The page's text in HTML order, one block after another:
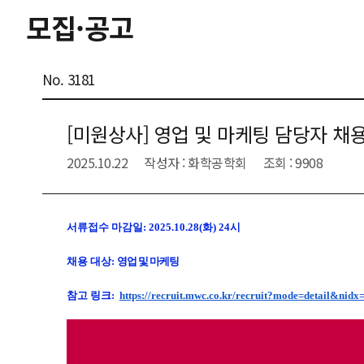
모집·공고
No. 3181
[미원상사] 영업 및 마케팅 담당자 채
2025.10.22 작성자 : 화학공학회 조회 : 9908